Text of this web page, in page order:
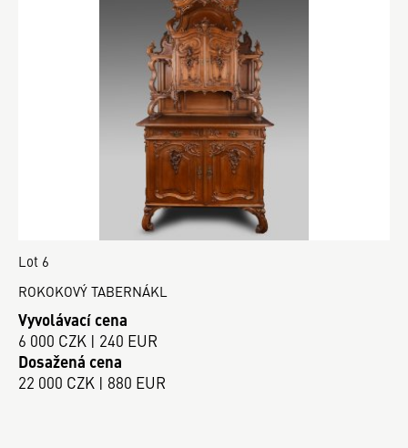
Lot 6
ROKOKOVÝ TABERNÁKL
Vyvolávací cena
6 000 CZK | 240 EUR
Dosažená cena
22 000 CZK | 880 EUR